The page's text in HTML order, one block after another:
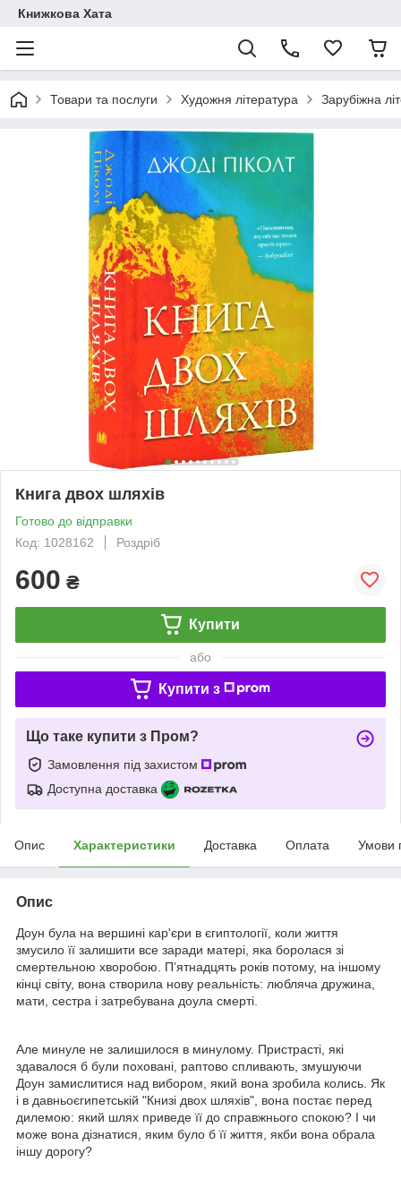
Книжкова Хата
Товари та послуги Художня література Зарубіжна
Книга двох шляхів
Готово до відправки
Код: 1028162
Роздріб
600 ₴
Купити
або
Купити з
Що таке купити з Пром?
Замовлення під захистом
Доступна доставка
Опис Характеристики Доставка Оплата Умови
Опис
Доун була на вершині кар'єри в єгиптології, коли життя
змусило її залишити все заради матері, яка боролася зі
смертельною хворобою. П’ятнадцять років потому, на іншому
кінці світу, вона створила нову реальність: любляча дружина,
мати, сестра і затребувана доула смерті.
Але минуле не залишилося в минулому. Пристрасті, які
здавалося б були поховані, раптово спливають, змушуючи
Доун замислитися над вибором, який вона зробила колись. Як
і в давньоєгипетській "Книзі двох шляхів", вона постає перед
дилемою: який шлях приведе її до справжнього спокою? І чи
може вона дізнатися, яким було б її життя, якби вона обрала
іншу дорогу?